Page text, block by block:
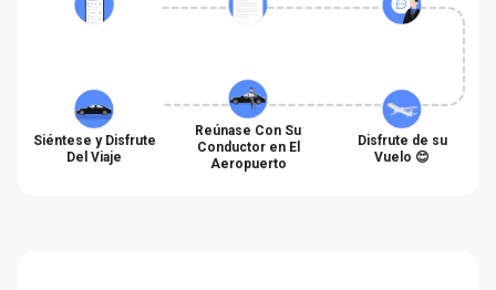
Siéntese y Disfrute
Del Viaje
Reúnase Con Su
Conductor en El
Aeropuerto
Disfrute de su
Vuelo 😊